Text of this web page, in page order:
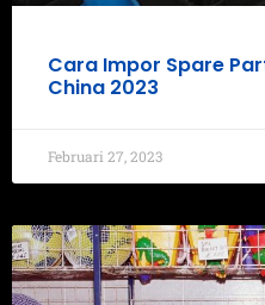
Cara Impor Spare
China 2023
Februari 27, 2023